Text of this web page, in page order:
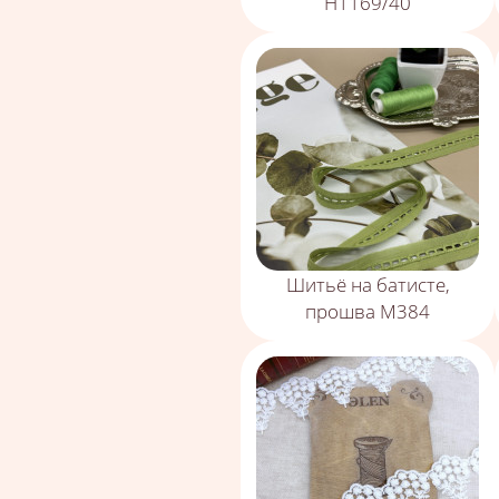
Шитьё на батисте,
прошва М384